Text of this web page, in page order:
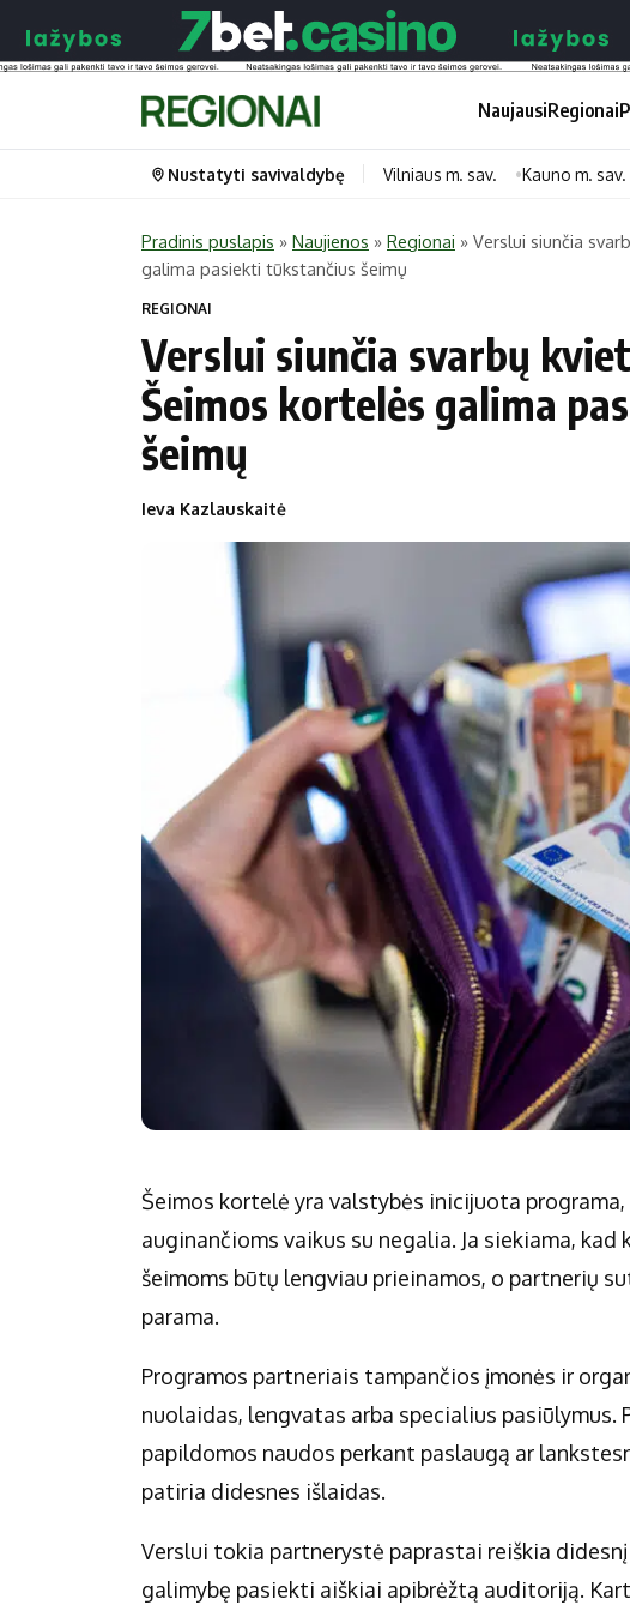
NaujausiRegionai
Portalas
Savivaldybės
Naujausi
Regionai
Pasaulis
Dirbtinis intelektas
Gineso rekordai
Kategorijos
Gyvenimas
Horoskopai
Indėlių palūkanos
Dienos naujienos
Ekonomikos naujienos
Nustatyti savivaldybę Vilniaus m. sav. Kauno m. sav.
Pradinis puslapis » Naujienos » Regionai » Verslui siunčia
galima pasiekti tūkstančius šeimų
REGIONAI
Verslui siunčia svarbų
Šeimos kortelės galima
šeimų
Ieva Kazlauskaitė
Šeimos kortelė yra valstybės inicijuota
auginančioms vaikus su negalia. Ja siekiama,
šeimoms būtų lengviau prieinamos, o partnerių
parama.
Programos partneriais tampančios įmonės ir
nuolaidas, lengvatas arba specialius
papildomos naudos perkant paslaugą ar
patiria didesnes išlaidas.
Verslui tokia partnerystė paprastai reiškia
galimybę pasiekti aiškiai apibrėžtą auditoriją.